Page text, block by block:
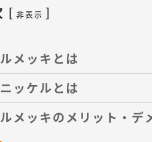
[ 非表示 ]
メッキとは
ッケルとは
メッキのメリット・デ